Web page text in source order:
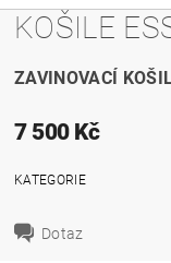
KOŠILE
ZAVINOVACÍ
7 500 Kč
KATEGORIE
Dotaz